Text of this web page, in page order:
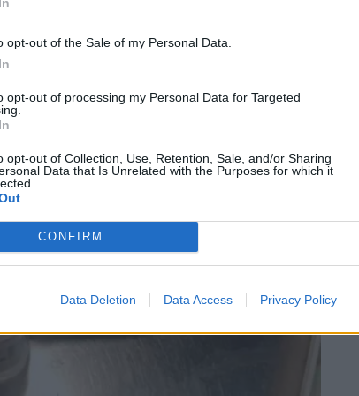
opt-out of the Sale of my Personal Data.
opt-out of processing my Personal Data for Targeted
opt-out of Collection, Use, Retention, Sale, and/or Sharing
Data that Is Unrelated with the Purposes for which it
CONFIRM
Data Deletion Data Access Privacy Policy
biztosan tudják mások is, ezért várják a
tegyenek ellene.